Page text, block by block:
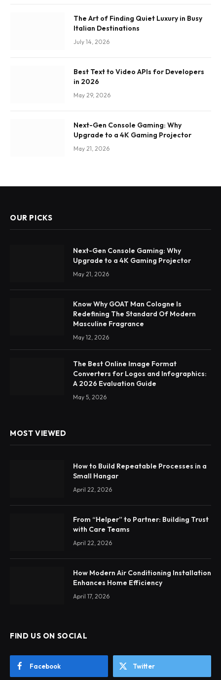
The Art of Finding Quiet Luxury in Busy
Italian Destinations
July 14, 2026
Best Text to Video APIs for Developers
in 2026
May 29, 2026
Next-Gen Console Gaming: Why
Upgrade to a 4K Gaming Projector
May 21, 2026
OUR PICKS
Next-Gen Console Gaming: Why
Upgrade to a 4K Gaming Projector
May 21, 2026
Know Why GOAT Man Cologne Is
Redefining The Standard Of Modern
Masculine Fragrance
May 12, 2026
The Best Online Image Format
Converters for Logos and Infographics:
A 2026 Evaluation Guide
May 5, 2026
MOST VIEWED
How to Build Repeatable Processes in a
Small Hangar
April 22, 2026
From “Helper” to Partner: Building Trust
with Care Teams
April 22, 2026
How Modern Air Conditioning Installation
Enhances Home Efficiency
April 17, 2026
FIND US ON SOCIAL
Facebook Twitter